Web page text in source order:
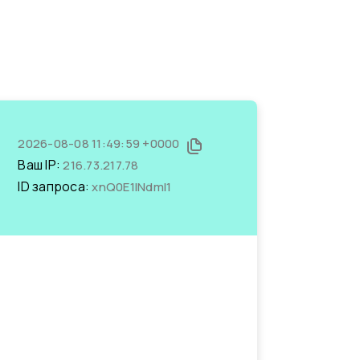
2026-08-08 11:49:59 +0000
Ваш IP:216.73.217.78
ID запроса:xnQ0E1INdmI1